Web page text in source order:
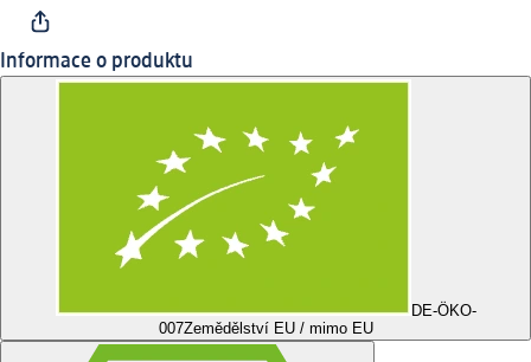
Informace o produktu
DE-ÖKO-
007Zemědělství EU / mimo EU